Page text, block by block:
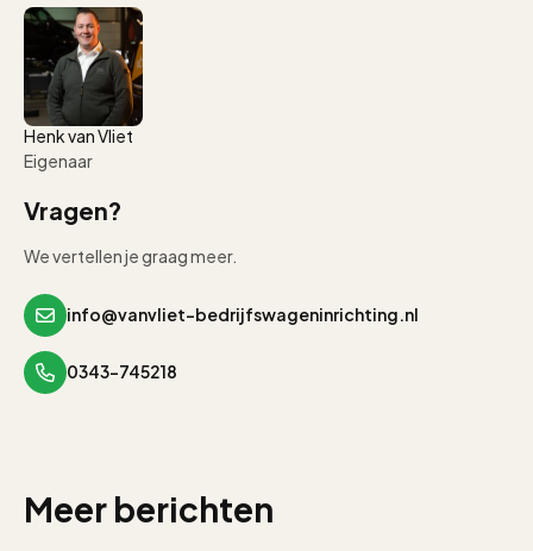
Henk van Vliet
Eigenaar
Vragen?
We vertellen je graag meer.
info@vanvliet-bedrijfswageninrichting.nl
0343-745218
Meer berichten